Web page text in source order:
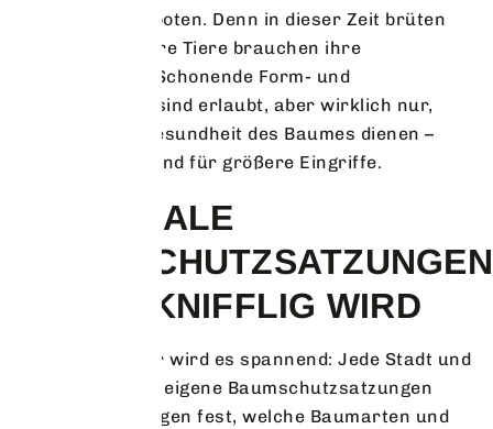
September verboten. Denn in dieser Zeit brüten
Vögel und andere Tiere brauchen ihre
Lebensräume. Schonende Form- und
Pflegeschnitte sind erlaubt, aber wirklich nur,
wenn sie der Gesundheit des Baumes dienen –
nicht als Vorwand für größere Eingriffe.
REGIONALE
WO ES KNIFFLIG WIRD
Spätestens hier wird es spannend: Jede Stadt und
Gemeinde kann eigene Baumschutzsatzungen
erlassen. Die legen fest, welche Baumarten und